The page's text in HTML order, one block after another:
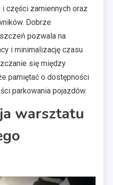
części zamiennych oraz
Dobrze
pozwala na
i minimalizację czasu
się między
pamiętać o dostępności
parkowania pojazdów.
warsztatu